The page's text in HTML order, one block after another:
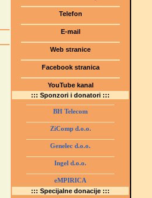
(Šetalište I.G. Kovačića 1)
75000 Tuzla, BiH
Telefon
E-mail
Web stranice
www.gmstziam.com.ba
Facebook stranica
YouTube kanal
GMS Tuzla
::: Sponzori i donatori :::
BH Telecom
ZiComp d.o.o.
Genelec d.o.o.
Ingel d.o.o.
eMPIRICA
::: Specijalne donacije :::